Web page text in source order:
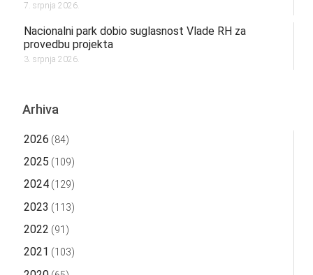
7. srpnja 2026.
Nacionalni park dobio suglasnost Vlade RH za
provedbu projekta
3. srpnja 2026.
Arhiva
2026 (84)
2025 (109)
2024(129)
2023 (113)
2022 (91)
2021 (103)